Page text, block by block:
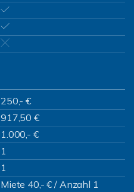
250,- €
917,50 €
1.000,- €
1
1
Miete 40,- € / Anzahl 1